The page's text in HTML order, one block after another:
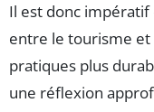
Il est donc impératif
entre le tourisme
pratiques plus
une réflexion